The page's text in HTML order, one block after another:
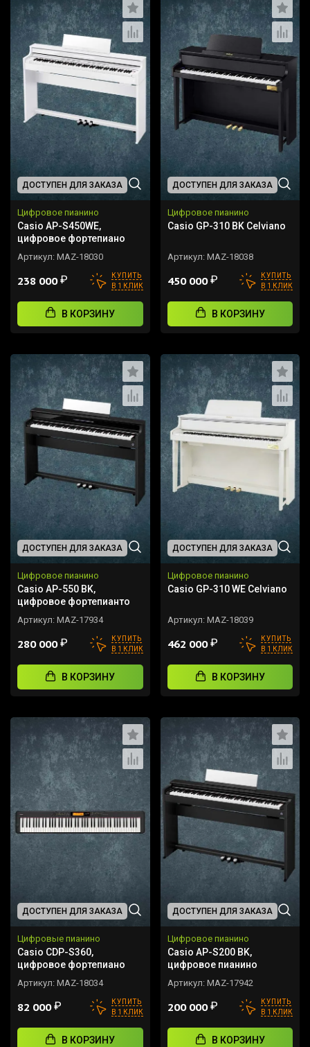
ДОСТУПЕН ДЛЯ ЗАКАЗА
Цифровое пианино
Casio AP-S450WE,
цифровое фортепиано
Артикул: MAZ-18030
238 000₽
КУПИТЬ
В 1 КЛИК
В КОРЗИНУ
ДОСТУПЕН ДЛЯ ЗАКАЗА
Цифровое пианино
Casio GP-310 BK Celviano
Артикул: MAZ-18038
450 000₽
КУПИТЬ
В 1 КЛИК
В КОРЗИНУ
ДОСТУПЕН ДЛЯ ЗАКАЗА
Цифровое пианино
Casio AP-550 BK,
цифровое фортепианто
Артикул: MAZ-17934
280 000₽
КУПИТЬ
В 1 КЛИК
В КОРЗИНУ
ДОСТУПЕН ДЛЯ ЗАКАЗА
Цифровое пианино
Casio GP-310 WE Celviano
Артикул: MAZ-18039
462 000₽
КУПИТЬ
В 1 КЛИК
В КОРЗИНУ
ДОСТУПЕН ДЛЯ ЗАКАЗА
Цифровые пианино
Casio CDP-S360,
цифровое фортепиано
Артикул: MAZ-18034
82 000₽
КУПИТЬ
В 1 КЛИК
В КОРЗИНУ
ДОСТУПЕН ДЛЯ ЗАКАЗА
Цифровое пианино
Casio AP-S200 BK,
цифровое пианино
Артикул: MAZ-17942
200 000₽
КУПИТЬ
В 1 КЛИК
В КОРЗИНУ